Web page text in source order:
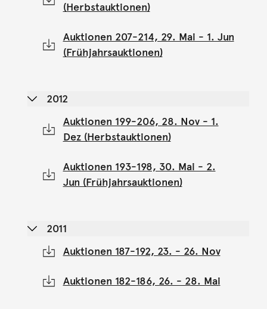
(Herbstauktionen)
Auktionen 207-214, 29. Mai - 1. Jun
(Frühjahrsauktionen)
2012
Auktionen 199-206, 28. Nov - 1.
Dez (Herbstauktionen)
Auktionen 193-198, 30. Mai - 2.
Jun (Frühjahrsauktionen)
2011
Auktionen 187-192, 23. - 26. Nov
Auktionen 182-186, 26. - 28. Mai